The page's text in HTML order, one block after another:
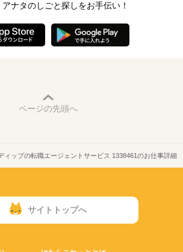
アナタのしごと探しをお手伝い！
ページの先頭へ
ィップの転職エージェントサービス 1338461のお仕事詳細
サイトトップへ